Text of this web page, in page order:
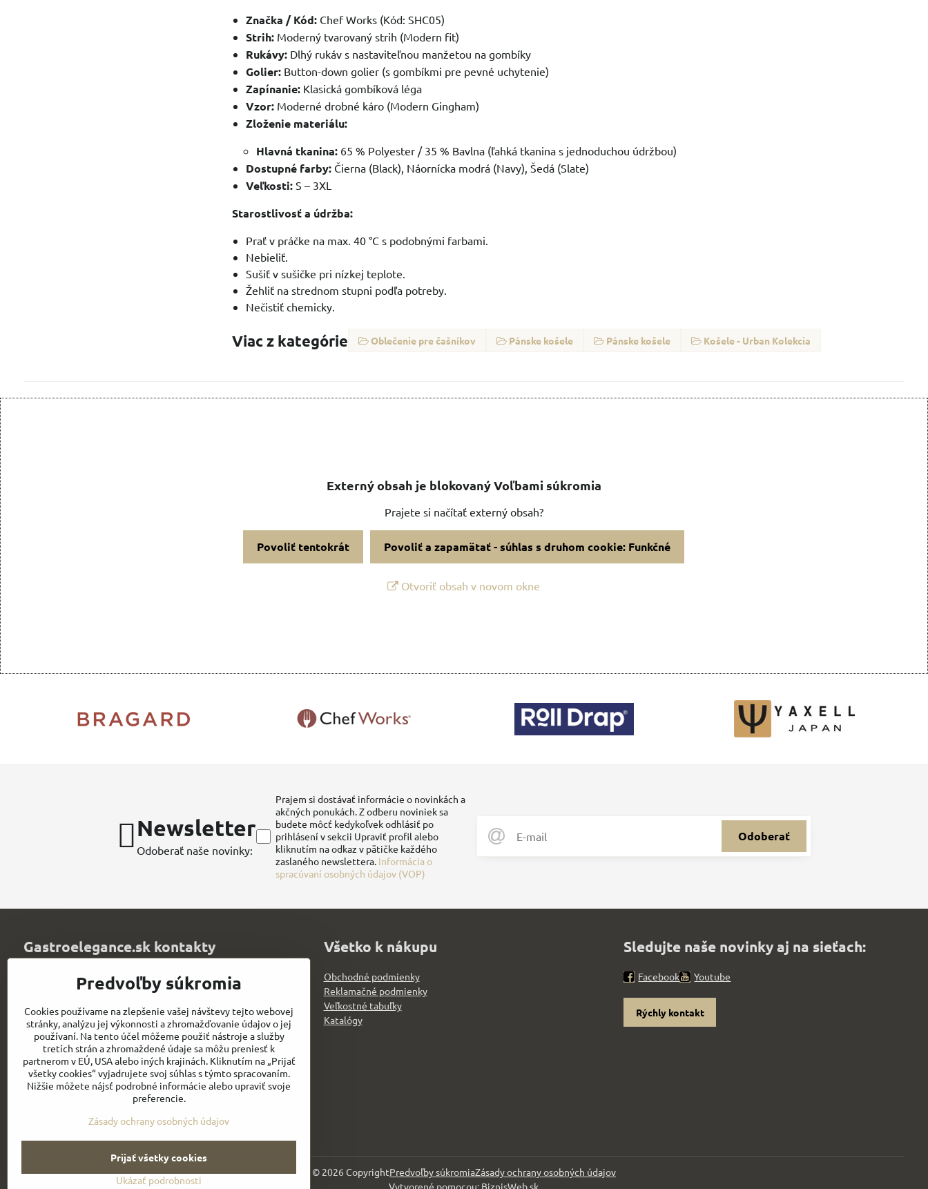
Značka / Kód: Chef Works (Kód: SHC05)
Strih: Moderný tvarovaný strih (Modern fit)
Rukávy: Dlhý rukáv s nastaviteľnou manžetou na gombíky
Golier: Button-down golier (s gombíkmi pre pevné uchytenie)
Zapínanie: Klasická gombíková léga
Vzor: Moderné drobné káro (Modern Gingham)
Zloženie materiálu:
Hlavná tkanina: 65 % Polyester / 35 % Bavlna (ľahká tkanina s jednoduchou údržbou)
Dostupné farby: Čierna (Black), Náornícka modrá (Navy), Šedá (Slate)
Veľkosti: S – 3XL
Starostlivosť a údržba:
Prať v práčke na max. 40 °C s podobnými farbami.
Nebieliť.
Sušiť v sušičke pri nízkej teplote.
Žehliť na strednom stupni podľa potreby.
Nečistiť chemicky.
Viac z kategórie Oblečenie pre čašníkov Pánske košele Pánske košele Košele - Urban Kolekcia
Externý obsah je blokovaný Voľbami súkromia
Prajete si načítať externý obsah?
Povoliť tentokrát Povoliť a zapamätať - súhlas s druhom cookie: Funkčné
Otvoriť obsah v novom okne
Newsletter
Odoberať naše novinky:
Odoberať
Prajem si dostávať informácie o novinkách a
akčných ponukách. Z odberu noviniek sa
budete môcť kedykoľvek odhlásiť po
prihlásení v sekcii Upraviť profil alebo
kliknutím na odkaz v pätičke každého
zaslaného newslettera. Informácia o
spracúvaní osobných údajov (VOP)
Gastroelegance.sk kontakty
Juvitex, s​.r​.o​.
Trenčianska 1320
Púchov 020 01
Slovakia
IČO: 36339903
DIČ: 2021900067
IČ DPH: SK2021900067
info​@chefworks​.sk
+421 907 172 595
Všetko k nákupu
Obchodné podmienky
Reklamačné podmienky
Veľkostné tabuľky
Katalógy
Sledujte naše novinky aj na sieťach:
Facebook Youtube
Rýchly kontakt
© 2026 CopyrightPredvoľby súkromiaZásady ochrany osobných údajov
Vytvorené pomocou: BiznisWeb.sk
Predvoľby súkromia
Cookies používame na zlepšenie vašej návštevy tejto webovej
stránky, analýzu jej výkonnosti a zhromažďovanie údajov o jej
používaní. Na tento účel môžeme použiť nástroje a služby
tretích strán a zhromaždené údaje sa môžu preniesť k
partnerom v EÚ, USA alebo iných krajinách. Kliknutím na „Prijať
všetky cookies“ vyjadrujete svoj súhlas s týmto spracovaním.
Nižšie môžete nájsť podrobné informácie alebo upraviť svoje
preferencie.
Zásady ochrany osobných údajov
Ukázať podrobnosti
Prijať všetky cookies